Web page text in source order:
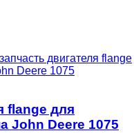
двигателя flange
Deere 1075
flange для
John Deere 1075